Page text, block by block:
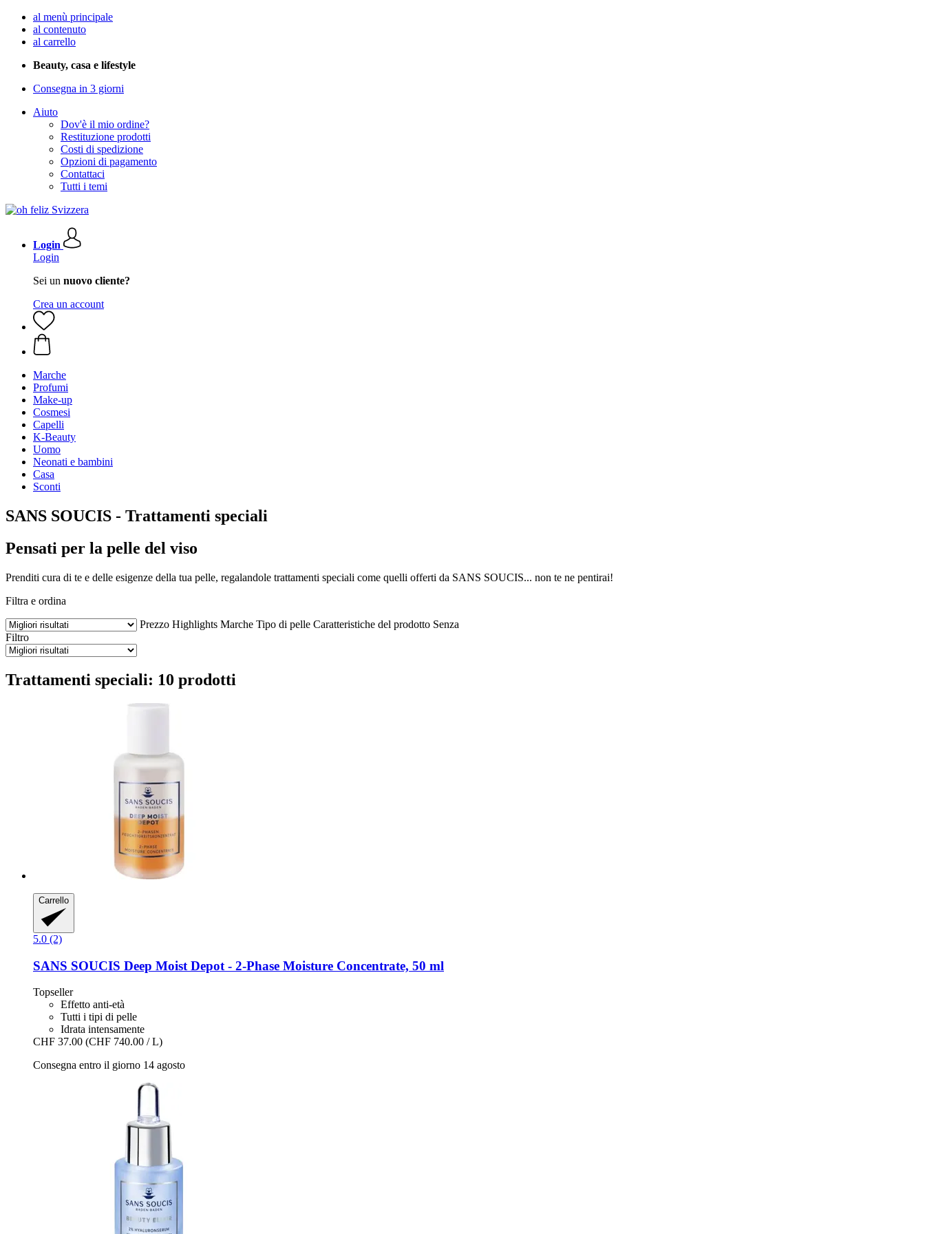
al menù principale
al contenuto
al carrello
Beauty, casa e lifestyle
Consegna in 3 giorni
Aiuto
Dov'è il mio ordine?
Restituzione prodotti
Costi di spedizione
Opzioni di pagamento
Contattaci
Tutti i temi
Login
Login
Sei un nuovo cliente?
Crea un account
Marche
Profumi
Make-up
Cosmesi
Capelli
K-Beauty
Uomo
Neonati e bambini
Casa
Sconti
SANS SOUCIS - Trattamenti speciali
Pensati per la pelle del viso
Prenditi cura di te e delle esigenze della tua pelle, regalandole trattamenti speciali come quelli offerti da SANS SOUCIS... non te ne pentirai!
Filtra e ordina
Prezzo Highlights Marche Tipo di pelle Caratteristiche del prodotto Senza
Filtro
Trattamenti speciali: 10 prodotti
Carrello
5.0 (2)
SANS SOUCIS Deep Moist Depot -​ 2-​Phase Moisture Concentrate, 50 ml
Topseller
Effetto anti-età
Tutti i tipi di pelle
Idrata intensamente
CHF 37.00 (CHF 740.00 / L)
Consegna entro il giorno 14 agosto